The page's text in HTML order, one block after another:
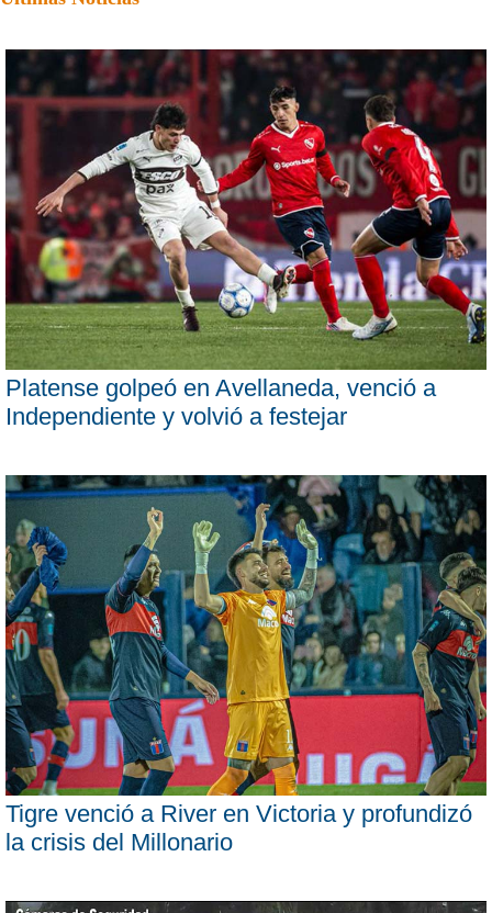
Platense golpeó en Avellaneda, venció a
Independiente y volvió a festejar
Tigre venció a River en Victoria y profundizó
la crisis del Millonario